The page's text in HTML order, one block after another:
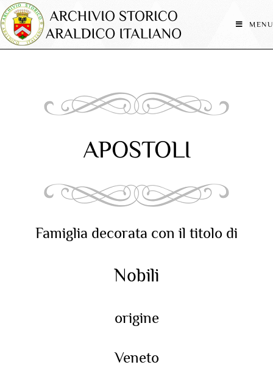
MENU
APOSTOLI
Famiglia decorata con il titolo di
Nobili
origine
Veneto